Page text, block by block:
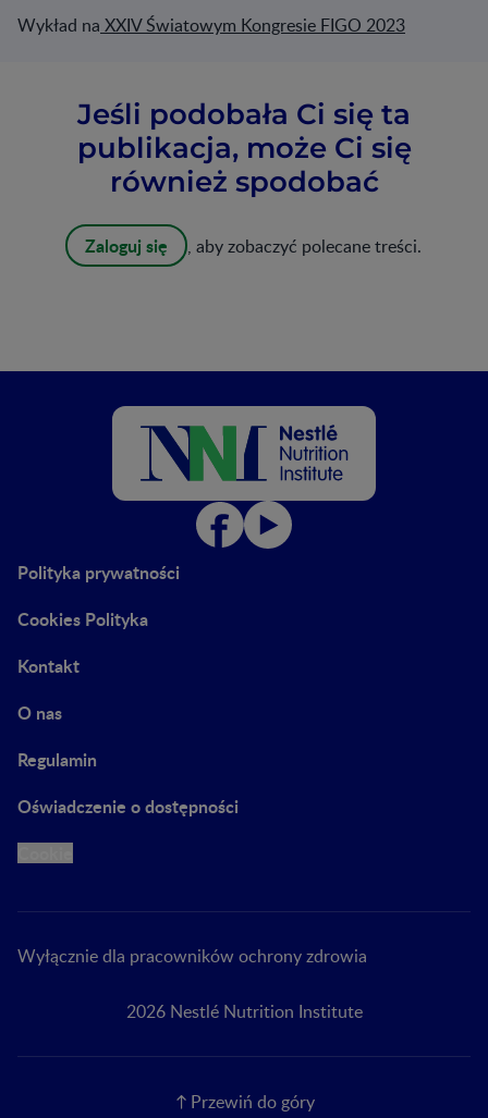
Wykład na XXIV Światowym Kongresie FIGO 2023
Jeśli podobała Ci się ta
publikacja, może Ci się
również spodobać
Zaloguj się , aby zobaczyć polecane treści.
Polityka prywatności
Cookies Polityka
Kontakt
O nas
Regulamin
Oświadczenie o dostępności
Wyłącznie dla pracowników ochrony zdrowia
2026 Nestlé Nutrition Institute
Przewiń do góry